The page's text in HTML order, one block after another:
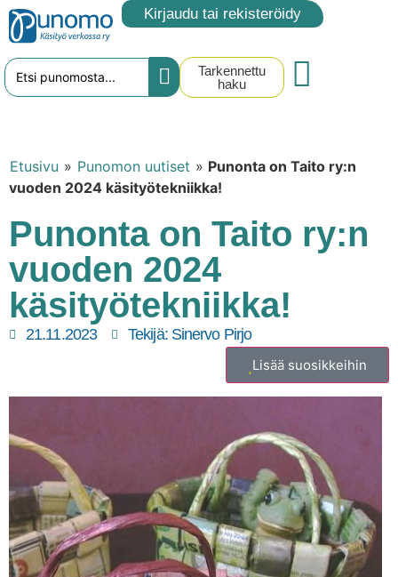
Kirjaudu tai rekisteröidy
Tarkennettu
haku
Etusivu » Punomon uutiset » Punonta on Taito ry:n
vuoden 2024 käsityötekniikka!
Punonta on Taito ry:n
vuoden 2024
käsityötekniikka!
21.11.2023 Tekijä:Sinervo Pirjo
Lisää suosikkeihin